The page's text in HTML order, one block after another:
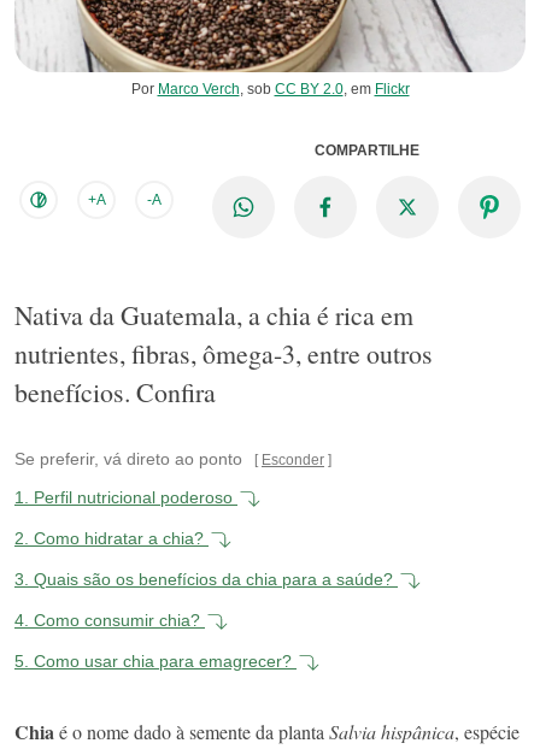
Por Marco Verch , sob CC BY 2.0, em Flickr
+A -A
COMPARTILHE
Nativa da Guatemala, a chia é rica em
nutrientes, fibras, ômega-3, entre outros
benefícios. Confira
Se preferir, vá direto ao ponto Esconder
1. Perfil nutricional poderoso
2. Como hidratar a chia?
3. Quais são os benefícios da chia para a saúde?
4. Como consumir chia?
5. Como usar chia para emagrecer?
Chiaé o nome dado à semente da planta Salvia hispânica, espécie